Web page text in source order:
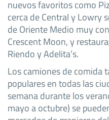
nuevos favoritos como
cerca de Central y Lowry
de Oriente Medio muy
Crescent Moon, y
Riendo y Adelita’s.
Los camiones de comida
populares en todas las
semana durante los
mayo a octubre) se